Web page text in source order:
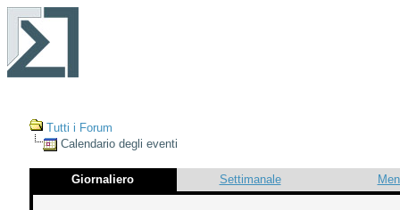
Tutti i Forum
Calendario degli eventi
Giornaliero Settimanale